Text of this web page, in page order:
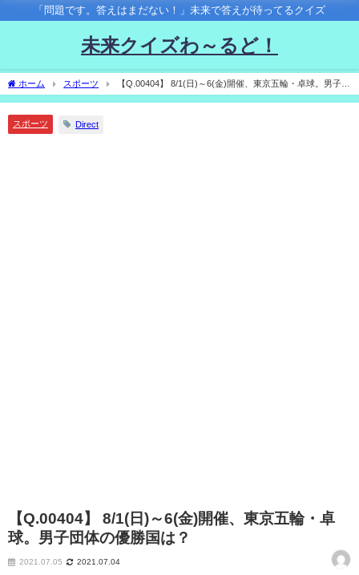
「問題です。答えはまだない！」未来で答えが待ってるクイズ
未来クイズわ～るど！
ホーム スポーツ
【Q.00404】 8/1(日)～6(金)開催、東京五輪・卓球。男子団
体の優勝国は？
スポーツ Direct
【Q.00404】 8/1(日)～6(金)開催、東京五輪・卓
球。男子団体の優勝国は？
2021.07.05 2021.07.04